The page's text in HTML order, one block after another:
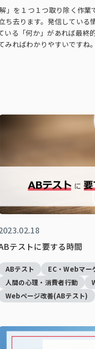
を１つ１つ取り除く作業
去ります。発信している
る「何か」があれば最終
ればわかりやすいですね。
テストに要する時間
ABテスト
EC・Webマー
人間の心理・消費者行動
Webページ改善(ABテスト)